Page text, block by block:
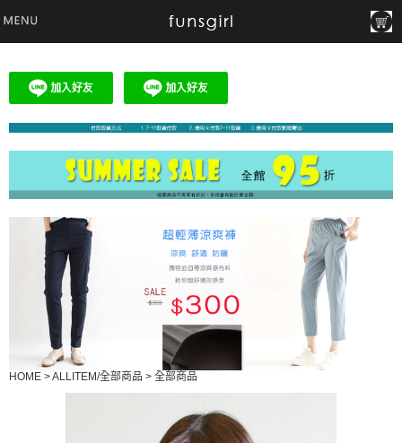
HOME >ALLITEM/全部商品 > 全部商品